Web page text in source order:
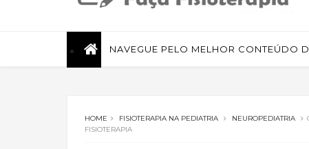
Fisioterapia de qualidade com informações sobre
tratamentos e assuntos relacionados à área.
NAVEGUE PELO MELHOR CONTEÚDO
HOME FISIOTERAPIA NA PEDIATRIA NEUROPEDIATRIA
FISIOTERAPIA